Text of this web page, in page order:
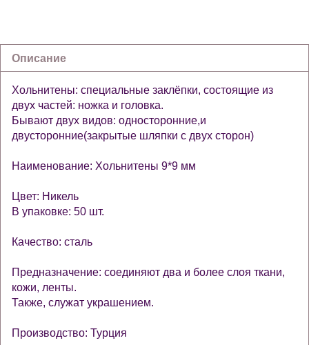
Описание
Хольнитены: специальные заклёпки, состоящие из
двух частей: ножка и головка.
Бывают двух видов: односторонние,и
двусторонние(закрытые шляпки с двух сторон)
Наименование: Хольнитены 9*9 мм
Цвет: Никель
В упаковке: 50 шт.
Качество: сталь
Предназначение: соединяют два и более слоя ткани,
кожи, ленты.
Также, служат украшением.
Производство: Турция